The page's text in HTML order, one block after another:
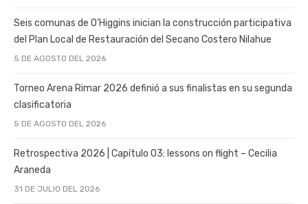
Seis comunas de O’Higgins inician la construcción participativa
del Plan Local de Restauración del Secano Costero Nilahue
5 DE AGOSTO DEL 2026
Torneo Arena Rimar 2026 definió a sus finalistas en su segunda
clasificatoria
5 DE AGOSTO DEL 2026
Retrospectiva 2026 | Capítulo 03: lessons on flight – Cecilia
Araneda
31 DE JULIO DEL 2026